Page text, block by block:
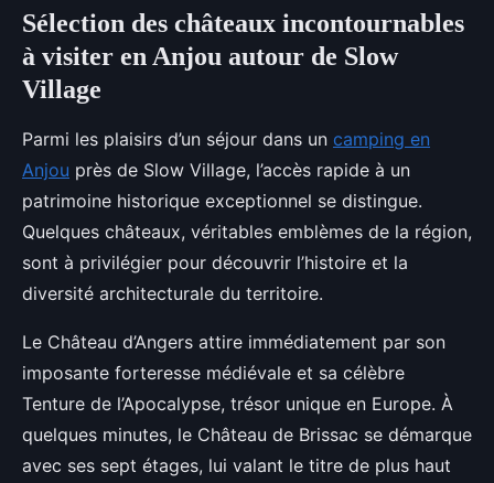
Sélection des châteaux incontournables
à visiter en Anjou autour de Slow
Village
Parmi les plaisirs d’un séjour dans un camping en
Anjou près de Slow Village, l’accès rapide à un
patrimoine historique exceptionnel se distingue.
Quelques châteaux, véritables emblèmes de la région,
sont à privilégier pour découvrir l’histoire et la
diversité architecturale du territoire.
Le Château d’Angers attire immédiatement par son
imposante forteresse médiévale et sa célèbre
Tenture de l’Apocalypse, trésor unique en Europe. À
quelques minutes, le Château de Brissac se démarque
avec ses sept étages, lui valant le titre de plus haut